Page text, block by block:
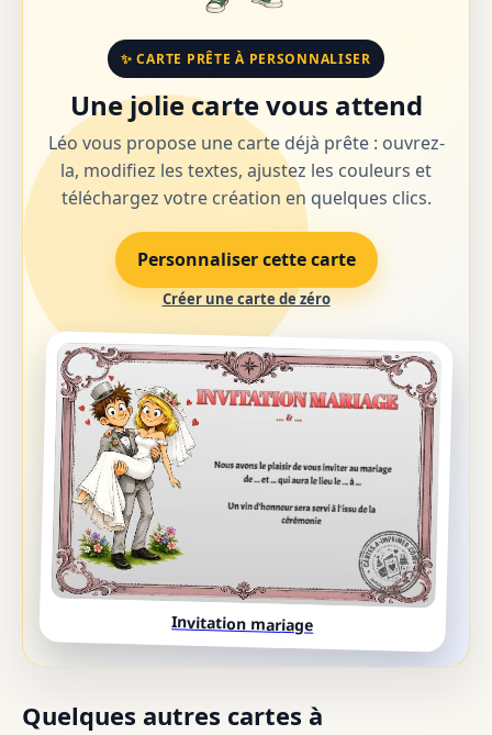
✨ CARTE PRÊTE À PERSONNALISER
Une jolie carte vous attend
Léo vous propose une carte déjà prête : ouvrez-
la, modifiez les textes, ajustez les couleurs et
téléchargez votre création en quelques clics.
Personnaliser cette carte
Créer une carte de zéro
Invitation mariage
Quelques autres cartes à